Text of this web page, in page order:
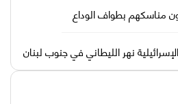
مناسكهم بطواف الوداع
نهر الليطاني في جنوب لبنان